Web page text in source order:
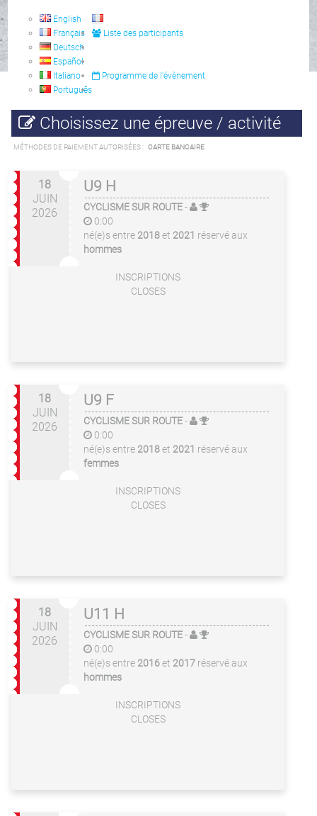
English
Français
Deutsch
Español
Italiano
Português
Liste des participants
Programme de l'évènement
Choisissez une épreuve / activité
MÉTHODES DE PAIEMENT AUTORISÉES : CARTE BANCAIRE
18
JUIN
2026
U9 H
CYCLISME SUR ROUTE-
0:00
né(e)s entre 2018et 2021 réservé aux
hommes
INSCRIPTIONS
CLOSES
18
JUIN
2026
U9 F
CYCLISME SUR ROUTE-
0:00
né(e)s entre 2018et 2021 réservé aux
femmes
INSCRIPTIONS
CLOSES
18
JUIN
2026
U11 H
CYCLISME SUR ROUTE-
0:00
né(e)s entre 2016et 2017 réservé aux
hommes
INSCRIPTIONS
CLOSES